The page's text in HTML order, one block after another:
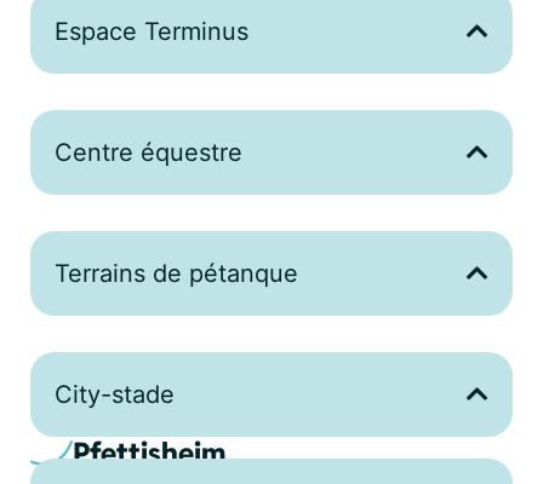
Espace Terminus
Centre équestre
Terrains de pétanque
City-stade
Pfettisheim